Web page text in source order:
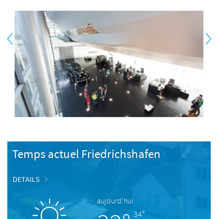
Temps actuel Friedrichshafen
DETAILS
aujourd'hui
34°